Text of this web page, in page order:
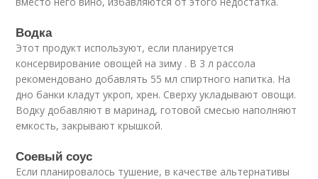
Водка
Этот продукт используют, если планируется
консервирование овощей на зиму . В 3 л рассола
рекомендовано добавлять 55 мл спиртного напитка. На
дно банки кладут укроп, хрен. Сверху укладывают овощи.
Водку добавляют в маринад, готовой смесью наполняют
емкость, закрывают крышкой.
Соевый соус
Если планировалось тушение, в качестве альтернативы